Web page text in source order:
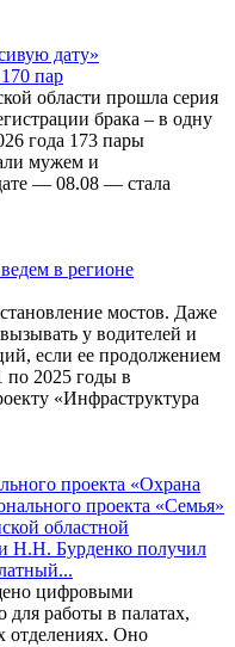
дату»
пар
области прошла серия
брака – в одну
года 173 пары
мужем и
— 08.08 — стала
в регионе
мостов. Даже
у водителей и
если ее продолжением
по 2025 годы в
«Инфраструктура
проекта «Охрана
проекта «Семья»
областной
Н.Н. Бурденко получил
цифровыми
для работы в палатах,
Оно